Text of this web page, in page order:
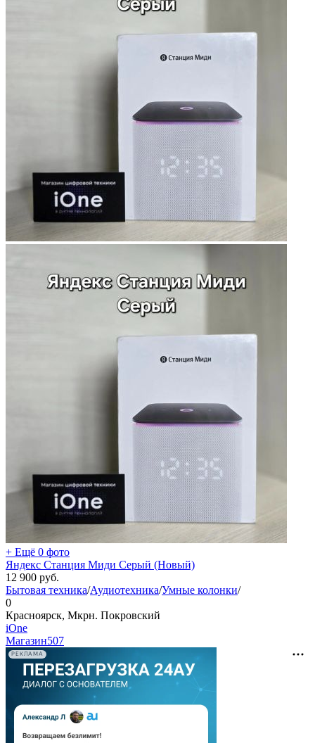
+ Ещё 0 фото
Яндекс Станция Миди Серый (Новый)
12 900 руб.
Бытовая техника/Аудиотехника/Умные колонки/
0
Красноярск, Мкрн. Покровский
iOne
Магазин507
РЕКЛАМА